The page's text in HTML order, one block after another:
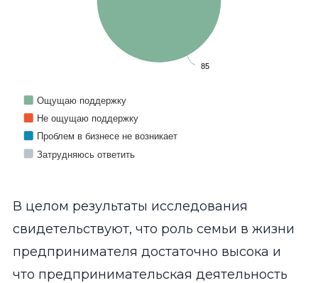
85
Ощущаю поддержку
Не ощущаю поддержку
Проблем в бизнесе не возникает
Затрудняюсь ответить
В целом результаты исследования
свидетельствуют, что роль семьи в жизни
предпринимателя достаточно высока и
что предпринимательская деятельность